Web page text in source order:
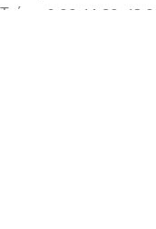
Τρίτη : 9:00-14:30,